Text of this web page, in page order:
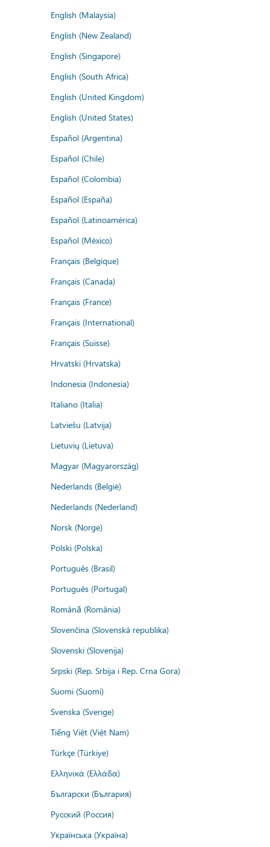
English (Malaysia)
English (New Zealand)
English (Singapore)
English (South Africa)
English (United Kingdom)
English (United States)
Español (Argentina)
Español (Chile)
Español (Colombia)
Español (España)
Español (Latinoamérica)
Español (México)
Français (Belgique)
Français (Canada)
Français (France)
Français (International)
Français (Suisse)
Hrvatski (Hrvatska)
Indonesia (Indonesia)
Italiano (Italia)
Latviešu (Latvija)
Lietuvių (Lietuva)
Magyar (Magyarország)
Nederlands (België)
Nederlands (Nederland)
Norsk (Norge)
Polski (Polska)
Português (Brasil)
Português (Portugal)
Română (România)
Slovenčina (Slovenská republika)
Slovenski (Slovenija)
Srpski (Rep. Srbija i Rep. Crna Gora)
Suomi (Suomi)
Svenska (Sverige)
Tiếng Việt (Việt Nam)
Türkçe (Türkiye)
Ελληνικά (Ελλάδα)
Български (България)
Русский (Россия)
Українська (Україна)